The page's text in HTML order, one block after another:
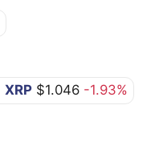
XRP $1.046 -1.93%